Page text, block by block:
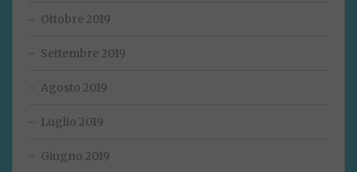
Ottobre 2019
Settembre 2019
Agosto 2019
Luglio 2019
Giugno 2019